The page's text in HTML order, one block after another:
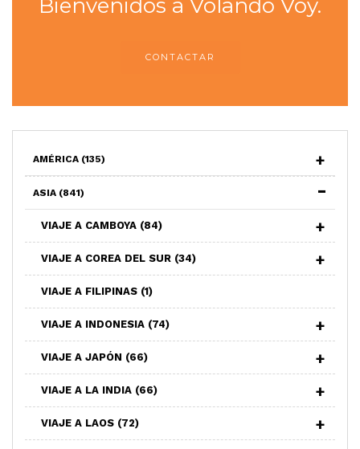
Bienvenidos a Volando Voy.
CONTACTAR
AMÉRICA (135)
ASIA (841)
VIAJE A CAMBOYA (84)
VIAJE A COREA DEL SUR (34)
VIAJE A FILIPINAS (1)
VIAJE A INDONESIA (74)
VIAJE A JAPÓN (66)
VIAJE A LA INDIA (66)
VIAJE A LAOS (72)